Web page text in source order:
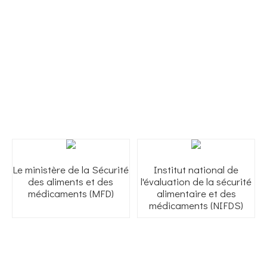
Le ministère de la Sécurité
des aliments et des
médicaments (MFD)
Institut national de
l'évaluation de la sécurité
alimentaire et des
médicaments (NIFDS)